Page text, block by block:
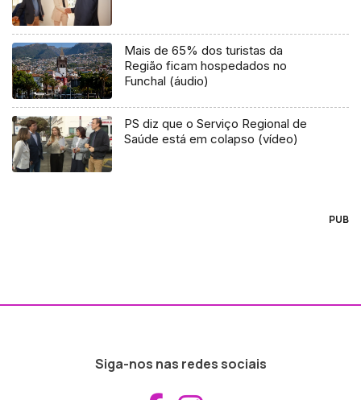
Mais de 65% dos turistas da
Região ficam hospedados no
Funchal (áudio)
PS diz que o Serviço Regional de
Saúde está em colapso (vídeo)
PUB
Siga-nos nas redes sociais